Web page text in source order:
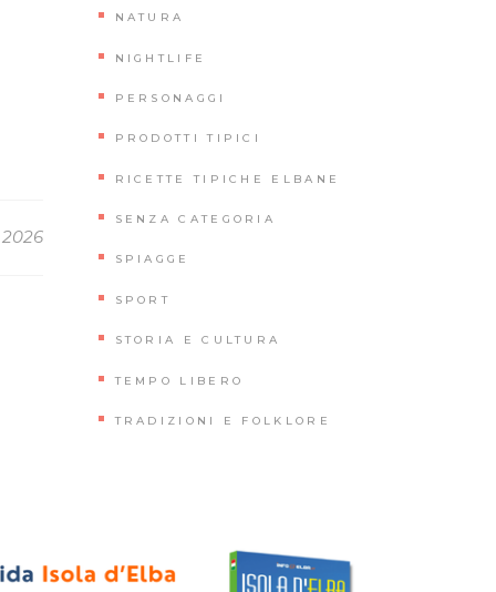
NATURA
NIGHTLIFE
PERSONAGGI
PRODOTTI TIPICI
RICETTE TIPICHE ELBANE
SENZA CATEGORIA
SPIAGGE
SPORT
STORIA E CULTURA
TEMPO LIBERO
TRADIZIONI E FOLKLORE